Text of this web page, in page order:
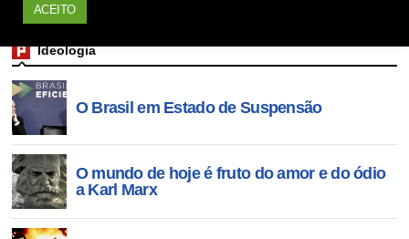
ACEITO
Ideologia
O Brasil em Estado de Suspensão
O mundo de hoje é fruto do amor e do ódio
a Karl Marx